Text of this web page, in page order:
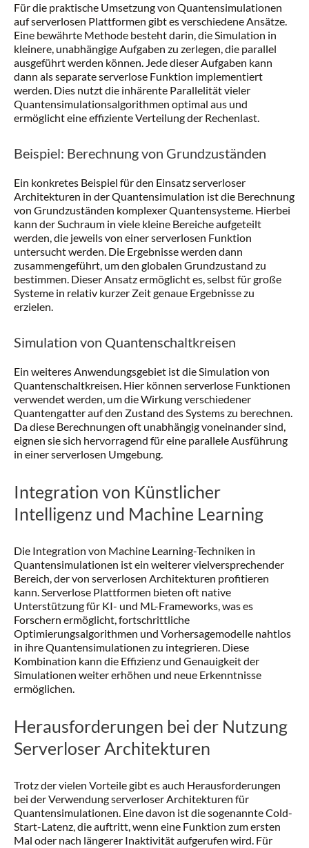
Für die praktische Umsetzung von Quantensimulationen
auf serverlosen Plattformen gibt es verschiedene Ansätze.
Eine bewährte Methode besteht darin, die Simulation in
kleinere, unabhängige Aufgaben zu zerlegen, die parallel
ausgeführt werden können. Jede dieser Aufgaben kann
dann als separate serverlose Funktion implementiert
werden. Dies nutzt die inhärente Parallelität vieler
Quantensimulationsalgorithmen optimal aus und
ermöglicht eine effiziente Verteilung der Rechenlast.
Beispiel: Berechnung von Grundzuständen
Ein konkretes Beispiel für den Einsatz serverloser
Architekturen in der Quantensimulation ist die Berechnung
von Grundzuständen komplexer Quantensysteme. Hierbei
kann der Suchraum in viele kleine Bereiche aufgeteilt
werden, die jeweils von einer serverlosen Funktion
untersucht werden. Die Ergebnisse werden dann
zusammengeführt, um den globalen Grundzustand zu
bestimmen. Dieser Ansatz ermöglicht es, selbst für große
Systeme in relativ kurzer Zeit genaue Ergebnisse zu
erzielen.
Simulation von Quantenschaltkreisen
Ein weiteres Anwendungsgebiet ist die Simulation von
Quantenschaltkreisen. Hier können serverlose Funktionen
verwendet werden, um die Wirkung verschiedener
Quantengatter auf den Zustand des Systems zu berechnen.
Da diese Berechnungen oft unabhängig voneinander sind,
eignen sie sich hervorragend für eine parallele Ausführung
in einer serverlosen Umgebung.
Integration von Künstlicher
Intelligenz und Machine Learning
Die Integration von Machine Learning-Techniken in
Quantensimulationen ist ein weiterer vielversprechender
Bereich, der von serverlosen Architekturen profitieren
kann. Serverlose Plattformen bieten oft native
Unterstützung für KI- und ML-Frameworks, was es
Forschern ermöglicht, fortschrittliche
Optimierungsalgorithmen und Vorhersagemodelle nahtlos
in ihre Quantensimulationen zu integrieren. Diese
Kombination kann die Effizienz und Genauigkeit der
Simulationen weiter erhöhen und neue Erkenntnisse
ermöglichen.
Herausforderungen bei der Nutzung
Serverloser Architekturen
Trotz der vielen Vorteile gibt es auch Herausforderungen
bei der Verwendung serverloser Architekturen für
Quantensimulationen. Eine davon ist die sogenannte Cold-
Start-Latenz, die auftritt, wenn eine Funktion zum ersten
Mal oder nach längerer Inaktivität aufgerufen wird. Für